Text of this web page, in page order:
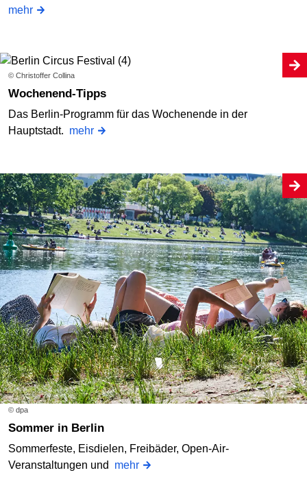
mehr
© Christoffer Collina
Wochenend-Tipps
Das Berlin-Programm für das Wochenende in der
Hauptstadt. mehr
© dpa
Sommer in Berlin
Sommerfeste, Eisdielen, Freibäder, Open-Air-
Veranstaltungen und mehr